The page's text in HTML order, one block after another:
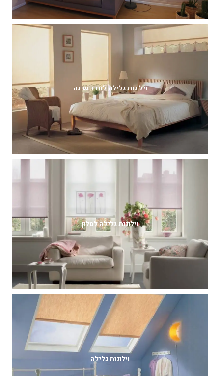
וילונות גלילה לחדר שינה
וילונות גלילה לסלון
וילונות גלילה